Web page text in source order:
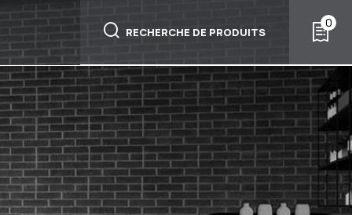
RECHERCHE DE PRODUITS
0